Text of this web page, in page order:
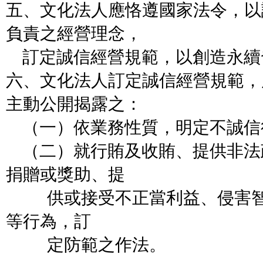
五、文化法人應恪遵國家法令，
負責之經營理念，
訂定誠信經營規範，以創造永
六、文化法人訂定誠信經營規範
主動公開揭露之：
（一）依業務性質，明定不誠
（二）就行賄及收賄、提供非
捐贈或獎助、提
供或接受不正當利益、侵害智
等行為，訂
定防範之作法。